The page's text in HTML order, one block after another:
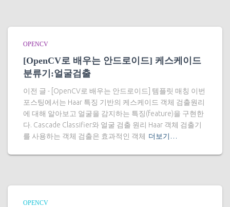
OPENCV
[OpenCV로 배우는 안드로이드] 케스케이드
분류기:얼굴검출
이전 글 - [OpenCV로 배우는 안드로이드] 템플릿 매칭 이번
포스팅에서는 Haar 특징 기반의 케스케이드 객체 검출원리
에 대해 알아보고 얼굴을 감지하는 특징(feature)을 구현한
다. Cascade Classifier와 얼굴 검출 원리 Haar 객체 검출기
를 사용하는 객체 검출은 효과적인 객체 더보기…
OPENCV